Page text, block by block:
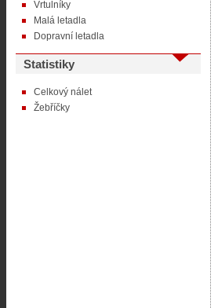
Vrtulníky
Malá letadla
Dopravní letadla
Statistiky
Celkový nálet
Žebříčky